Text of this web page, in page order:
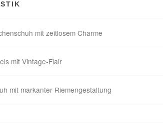
mit zeitlosem Charme
mit Vintage-Flair
mit markanter Riemengestaltung